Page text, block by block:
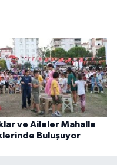
ve Aileler Mahalle
Buluşuyor